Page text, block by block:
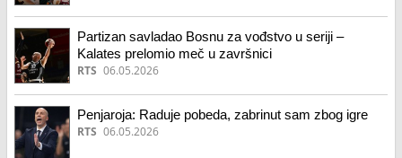
Partizan savladao Bosnu za vođstvo u seriji –
Kalates prelomio meč u završnici
RTS 06.05.2026
Penjaroja: Raduje pobeda, zabrinut sam zbog igre
RTS 06.05.2026